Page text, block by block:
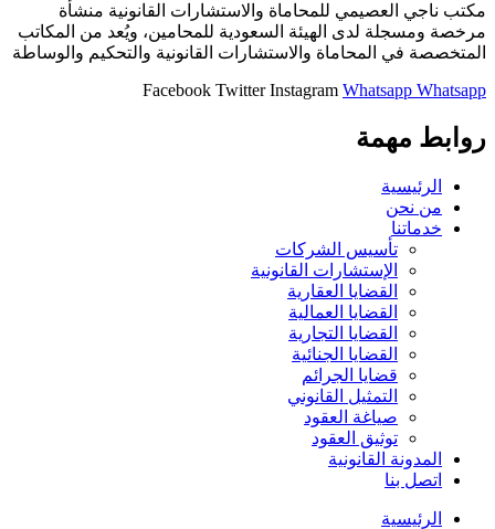
مكتب ناجي العصيمي للمحاماة والاستشارات القانونية منشأة
مرخصة ومسجلة لدى الهيئة السعودية للمحامين، ويُعد من المكاتب
المتخصصة في المحاماة والاستشارات القانونية والتحكيم والوساطة
Facebook Twitter Instagram Whatsapp Whatsapp
روابط مهمة
الرئيسية
من نحن
خدماتنا
تأسيس الشركات
الإستشارات القانونية
القضايا العقارية
القضايا العمالية
القضايا التجارية
القضايا الجنائية
قضايا الجرائم
التمثيل القانوني
صياغة العقود
توثيق العقود
المدونة القانونية
اتصل بنا
الرئيسية